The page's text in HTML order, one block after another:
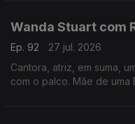
Wanda Stuart com
Ep. 92
27 jul. 2026
Cantora, atriz, em suma,
com o palco. Mãe de uma